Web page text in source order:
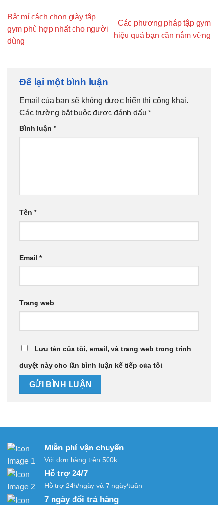
Bật mí cách chọn giày tập
gym phù hợp nhất cho người
dùng
Các phương pháp tập gym
hiệu quả bạn cần nắm vững
Để lại một bình luận
Email của bạn sẽ không được hiển thị công khai.
Các trường bắt buộc được đánh dấu *
Bình luận *
Tên *
Email *
Trang web
Lưu tên của tôi, email, và trang web trong trình
duyệt này cho lần bình luận kế tiếp của tôi.
Miễn phí vận chuyển
Với đơn hàng trên 500k
Hỗ trợ 24/7
Hỗ trợ 24h/ngày và 7 ngày/tuần
7 ngày đổi trả hàng